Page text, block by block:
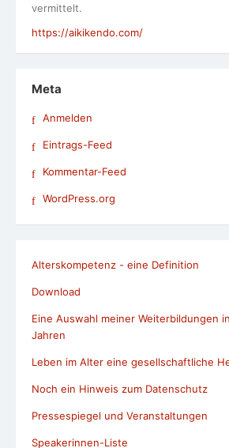
vermittelt.
https://aikikendo.com/
Meta
Anmelden
Eintrags-Feed
Kommentar-Feed
WordPress.org
Alterskompetenz - eine Definition
Download
Eine Auswahl meiner Weiterbildungen
Jahren
Leben im Alter eine gesellschaftliche
Noch ein Hinweis zum Datenschutz
Pressespiegel und Veranstaltungen
Speakerinnen-Liste